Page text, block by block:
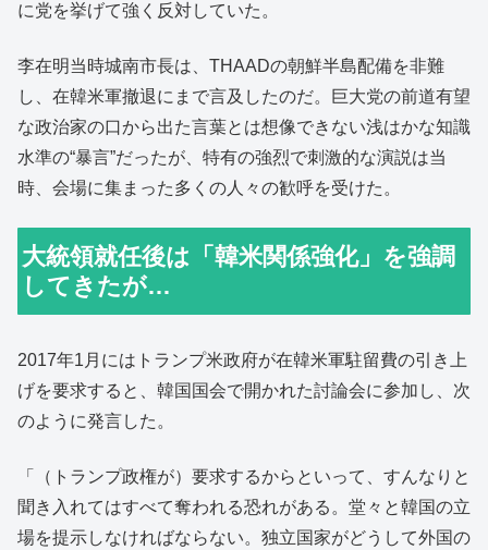
に党を挙げて強く反対していた。
李在明当時城南市長は、THAADの朝鮮半島配備を非難
し、在韓米軍撤退にまで言及したのだ。巨大党の前道有望
な政治家の口から出た言葉とは想像できない浅はかな知識
水準の“暴言”だったが、特有の強烈で刺激的な演説は当
時、会場に集まった多くの人々の歓呼を受けた。
大統領就任後は「韓米関係強化」を強調
してきたが…
2017年1月にはトランプ米政府が在韓米軍駐留費の引き上
げを要求すると、韓国国会で開かれた討論会に参加し、次
のように発言した。
「（トランプ政権が）要求するからといって、すんなりと
聞き入れてはすべて奪われる恐れがある。堂々と韓国の立
場を提示しなければならない。独立国家がどうして外国の